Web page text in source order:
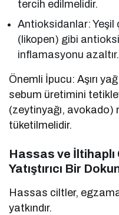
tercih edilmelidir.
Antioksidanlar:
(likopen) gibi
inflamasyonu azaltır.
Önemli İpucu: Aşırı
sebum üretimini
(zeytinyağı, avokado)
tüketilmelidir.
Hassas ve
Yatıştırıcı Bir
Hassas ciltler,
yatkındır.